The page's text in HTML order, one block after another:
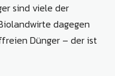
sind viele der
dagegen
Dünger – der ist